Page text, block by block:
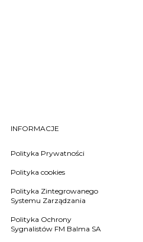
INFORMACJE
Polityka Prywatności
Polityka cookies
Polityka Zintegrowanego
Systemu Zarządzania
Polityka Ochrony
Sygnalistów FM Balma SA